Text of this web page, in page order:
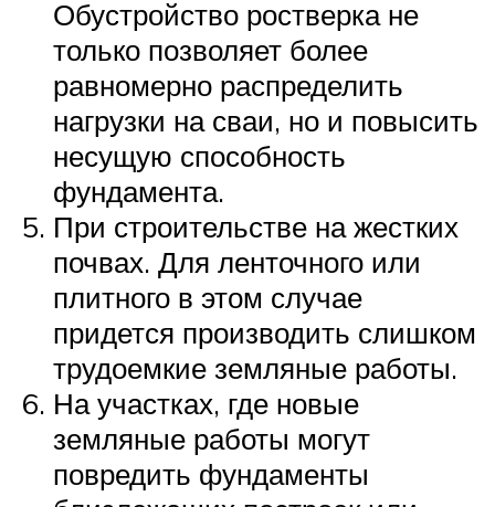
Обустройство ростверка не
только позволяет более
равномерно распределить
нагрузки на сваи, но и повысить
несущую способность
фундамента.
При строительстве на жестких
почвах. Для ленточного или
плитного в этом случае
придется производить слишком
трудоемкие земляные работы.
На участках, где новые
земляные работы могут
повредить фундаменты